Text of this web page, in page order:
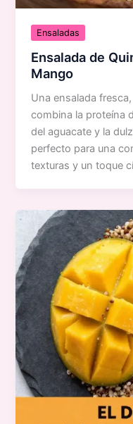
Ensaladas
Ensalada de
Mango
Una ensalada
combina la proteína
del aguacate y la
perfecto para una
texturas y un toque